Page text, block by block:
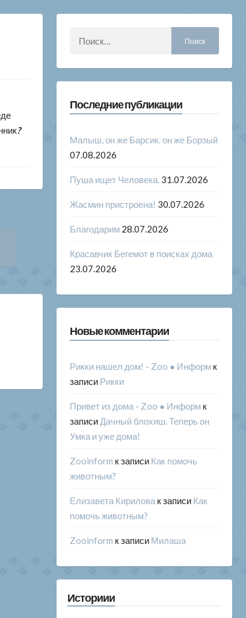
?
Последние публикации
Малыш, он же Барсик. он же Борзый
07.08.2026
Пуша ищет Человека. 31.07.2026
Жасмин пристроена! 30.07.2026
Благодарим 28.07.2026
Красавчик Бегемот в поисках дома
23.07.2026
Новые комментарии
Рикки нашел дом! - Zoo ● Информ к
записи Рикки
Привет из дома - Zoo ● Информ к
записи Дачный блохиш. Теперь он
Умка и уже дома!
Zooinform к записи Как помочь
животным?
Елизавета Кирилова к записи Как
помочь животным?
Zooinform к записи Милаша
Историии